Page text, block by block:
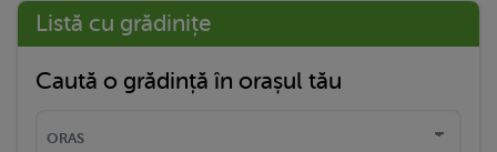
Listă cu grădinițe
Caută o grădință în orașul tău